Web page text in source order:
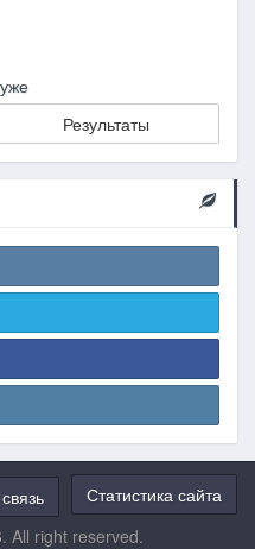
Результаты
Статистика сайта
All right reserved.